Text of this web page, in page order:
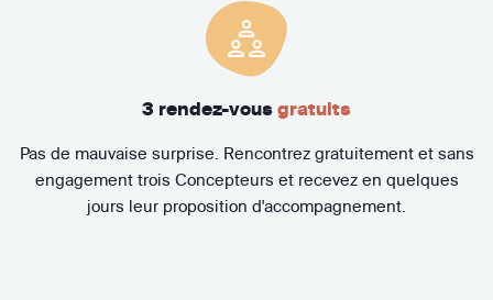
3 rendez-vous gratuits
Pas de mauvaise surprise. Rencontrez gratuitement et sans
engagement trois Concepteurs et recevez en quelques
jours leur proposition d'accompagnement.